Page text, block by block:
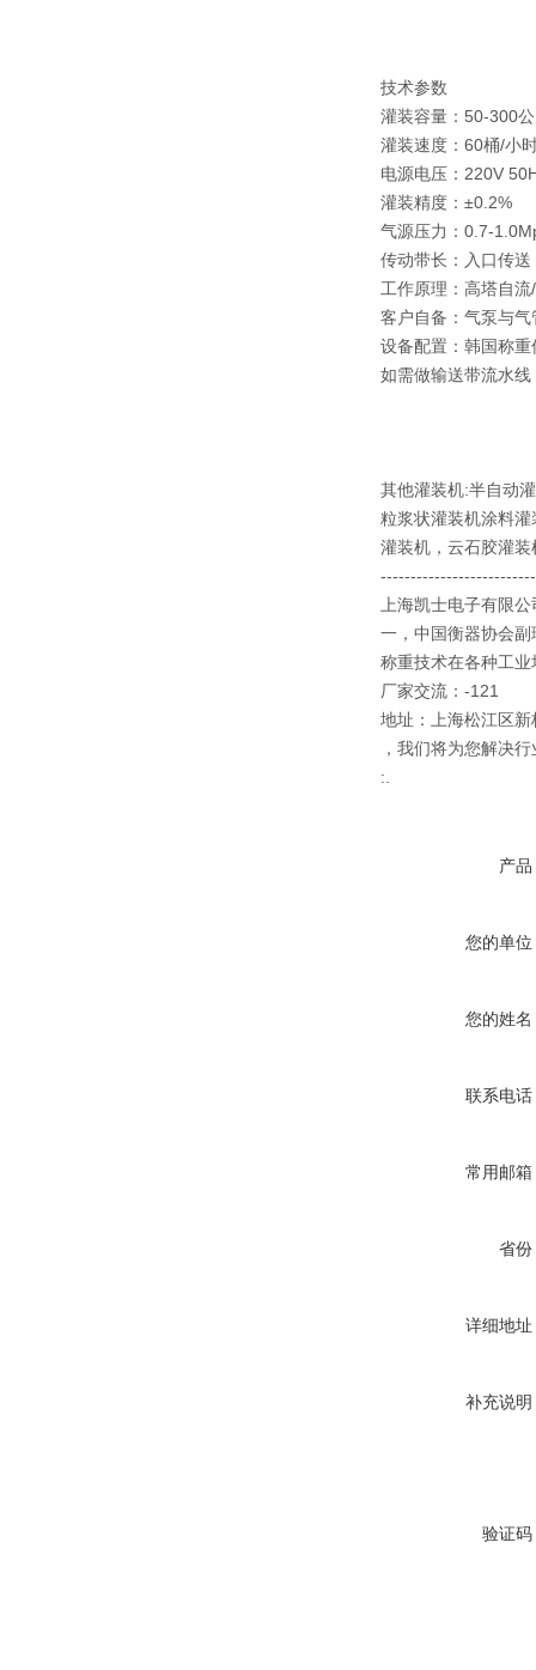
技术参数
灌装容量：50-300
灌装速度：60桶/小
电源电压：220V
灌装精度：±0.2%
气源压力：0.7-
传动带长：入口传
工作原理：高塔自
客户自备：气泵与气
设备配置：韩国称重
如需做输送带流水
其他灌装机:半自动
粒浆状灌装机涂料
灌装机，云石胶灌
上海凯士电子有限
一，中国衡器协会
称重技术在各种工
厂家交流：-121
地址：上海松江区新
，我们将为您解决
:.
产品
您的单位
您的姓名
联系电话
常用邮箱
省份
详细地址
补充说明
验证码